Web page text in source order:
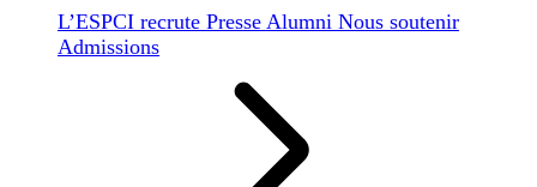
L’ESPCI recrute Presse Alumni Nous soutenir
Admissions